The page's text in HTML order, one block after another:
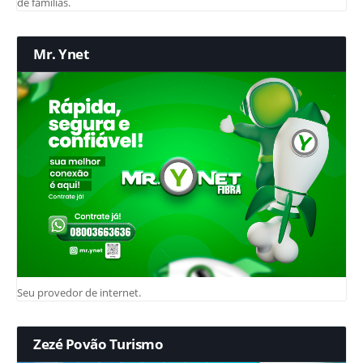
Mr. Ynet
Seu provedor de internet.
Zezé Povão Turismo